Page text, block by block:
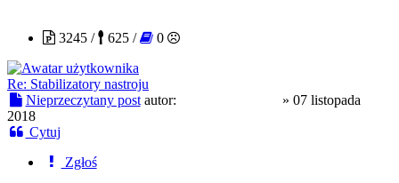
3245 /
625 / 0
Re: Stabilizatory nastroju
Nieprzeczytany post autor: » 07 listopada
2018
Cytuj
Zgłoś